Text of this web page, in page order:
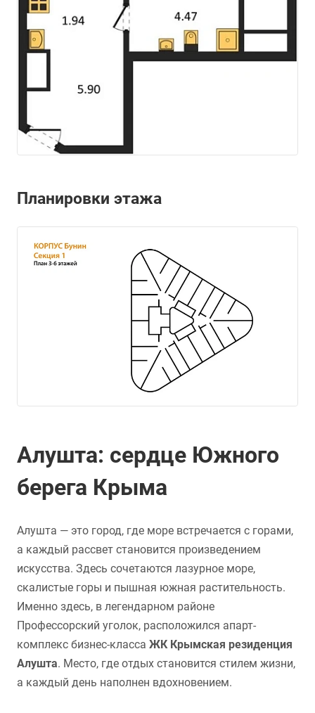
Планировки этажа
Алушта: сердце Южного
берега Крыма
Алушта — это город, где море встречается с горами,
а каждый рассвет становится произведением
искусства. Здесь сочетаются лазурное море,
скалистые горы и пышная южная растительность.
Именно здесь, в легендарном районе
Профессорский уголок, расположился апарт-
комплекс бизнес-класса ЖК Крымская резиденция
Алушта. Место, где отдых становится стилем жизни,
а каждый день наполнен вдохновением.